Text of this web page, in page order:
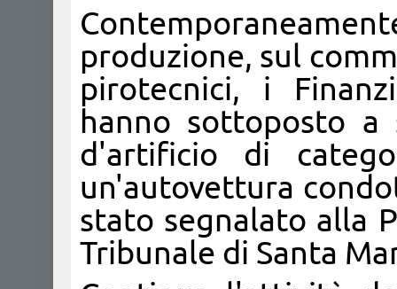
produzione, sul
pirotecnici, i
hanno sottoposto
d'artificio di
un'autovettura
stato segnalato alla
Tribunale di Santa